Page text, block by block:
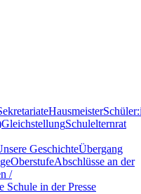
Hausmeister
GleichstellungSchulelternrat
GeschichteÜbergang
OberstufeAbschlüsse an der
/
Schule in der Presse